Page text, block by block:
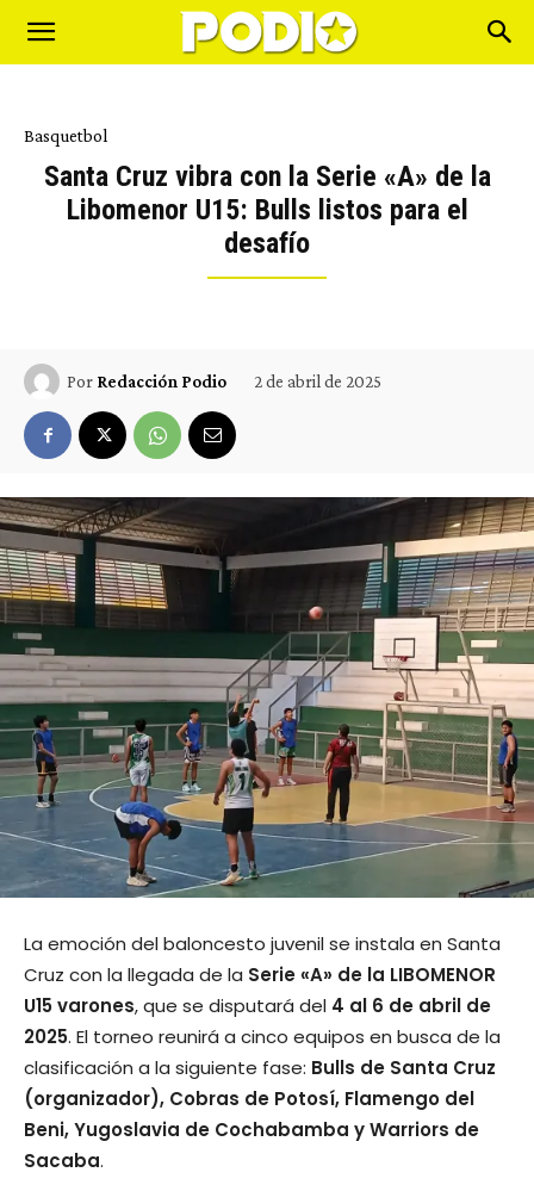
Basquetbol
Santa Cruz vibra con la Serie «A» de la
Libomenor U15: Bulls listos para el
desafío
Por Redacción Podio 2 de abril de 2025
La emoción del baloncesto juvenil se instala en Santa
Cruz con la llegada de la Serie «A» de la LIBOMENOR
U15 varones, que se disputará del 4 al 6 de abril de
2025. El torneo reunirá a cinco equipos en busca de la
clasificación a la siguiente fase: Bulls de Santa Cruz
(organizador), Cobras de Potosí, Flamengo del
Beni, Yugoslavia de Cochabamba y Warriors de
Sacaba.